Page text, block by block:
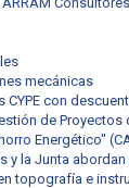
mecánicas
con
de
Energético"
y la Junta
topografía e